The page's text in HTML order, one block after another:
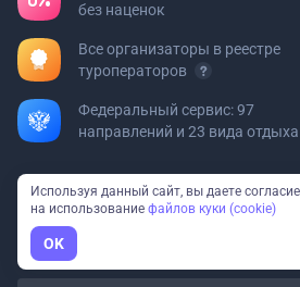
без наценок
Все организаторы в реестре
туроператоров
Федеральный сервис: 97
направлений и 23 вида отдыха
Турфирмам
Хотите добавить свой тур?
Пишите на
Используя данный сайт, вы даете согласие
на использование файлов куки (cookie)
OK